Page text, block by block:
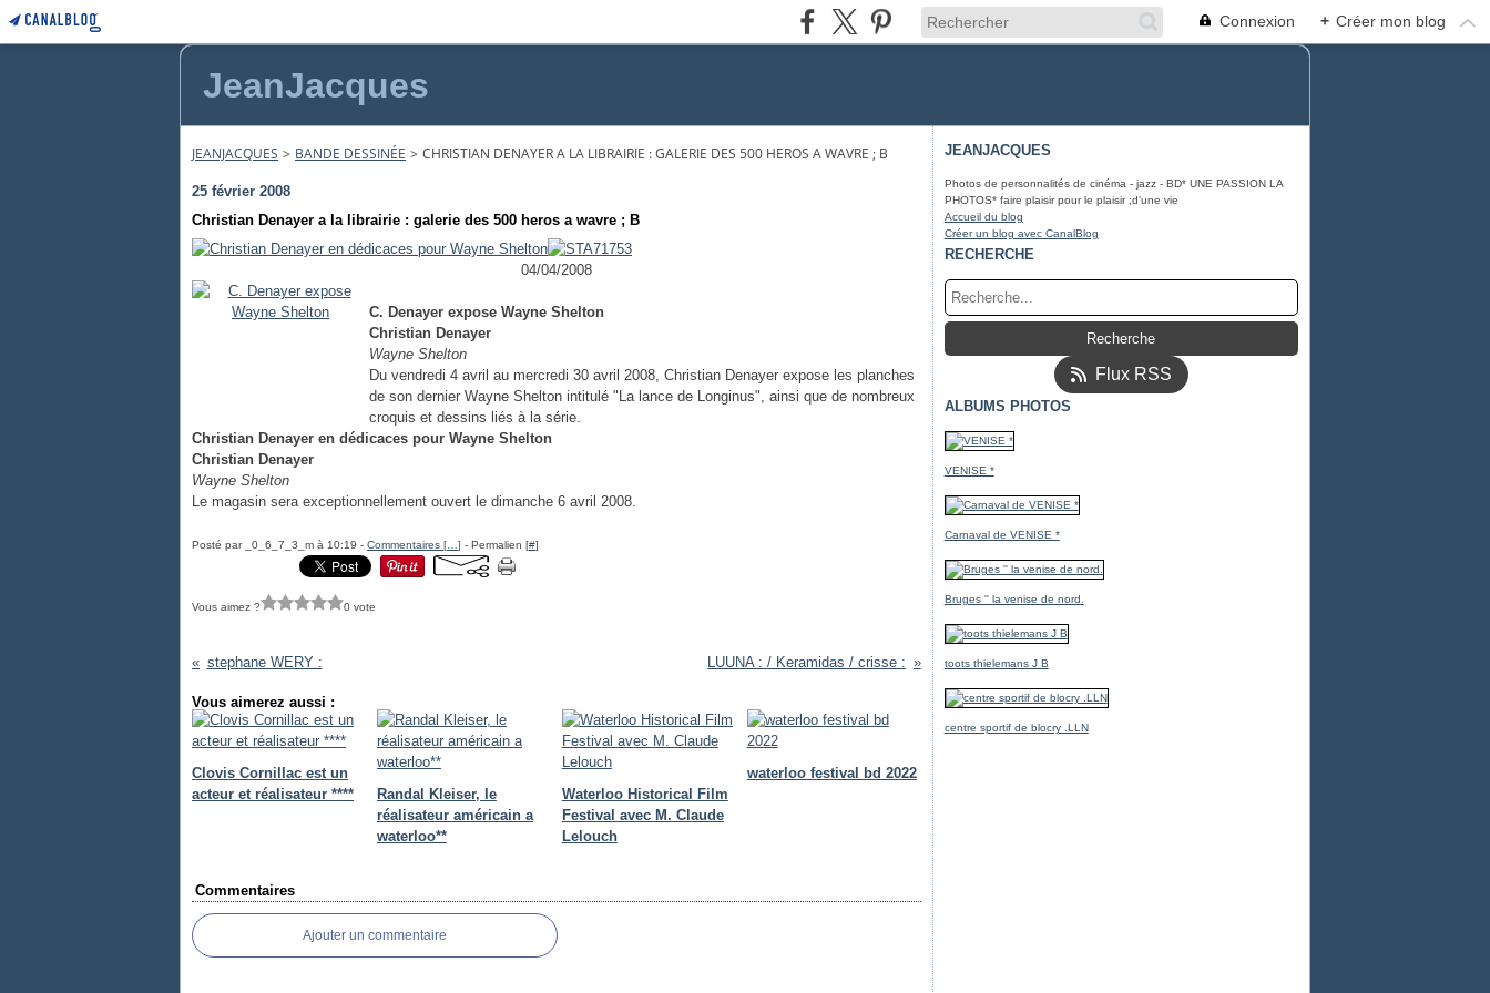
Connexion + Créer mon blog
JeanJacques
JEANJACQUES > BANDE DESSINÉE > CHRISTIAN DENAYER A LA LIBRAIRIE : GALERIE DES 500 HEROS A WAVRE ; B
25 février 2008
Christian Denayer a la librairie : galerie des 500 heros a wavre ; B
04/04/2008
C. Denayer expose Wayne Shelton
Christian Denayer
Wayne Shelton
Du vendredi 4 avril au mercredi 30 avril 2008, Christian Denayer expose les planches
de son dernier Wayne Shelton intitulé "La lance de Longinus", ainsi que de nombreux
croquis et dessins liés à la série.
Christian Denayer en dédicaces pour Wayne Shelton
Christian Denayer
Wayne Shelton
Le magasin sera exceptionnellement ouvert le dimanche 6 avril 2008.
Posté par _0_6_7_3_m à 10:19 - Commentaires [ ] - Permalien [#]
Vous aimez ? 0 vote
stephane WERY : LUUNA : / Keramidas / crisse :
Vous aimerez aussi :
Clovis Cornillac est un
acteur et réalisateur ****
Randal Kleiser, le
réalisateur américain a
waterloo**
Waterloo Historical Film
Festival avec M. Claude
Lelouch
waterloo festival bd 2022
Commentaires
Ajouter un commentaire
JEANJACQUES
Photos de personnalités de cinéma - jazz - BD* UNE PASSION LA
PHOTOS* faire plaisir pour le plaisir ;d'une vie
Accueil du blog
Créer un blog avec CanalBlog
RECHERCHE
Flux RSS
ALBUMS PHOTOS
VENISE *
Carnaval de VENISE *
Bruges '' la venise de nord.
toots thielemans J B
centre sportif de blocry .LLN